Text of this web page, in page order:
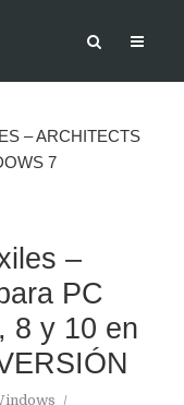
– ARCHITECTS
7
–
PC
8 y 10 en